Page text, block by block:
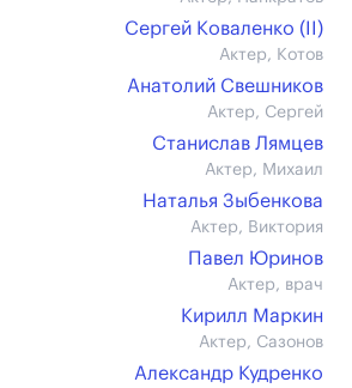
Сергей Коваленко (II)
Актер, Котов
Анатолий Свешников
Актер, Сергей
Станислав Лямцев
Актер, Михаил
Наталья Зыбенкова
Актер, Виктория
Павел Юринов
Актер, врач
Кирилл Маркин
Актер, Сазонов
Александр Кудренко